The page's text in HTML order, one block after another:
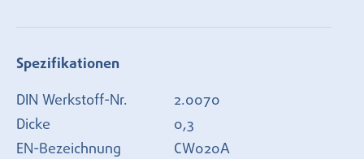
Spezifikationen
DIN Werkstoff-Nr.
2.0070
Dicke
0,3
EN-Bezeichnung
CW020A